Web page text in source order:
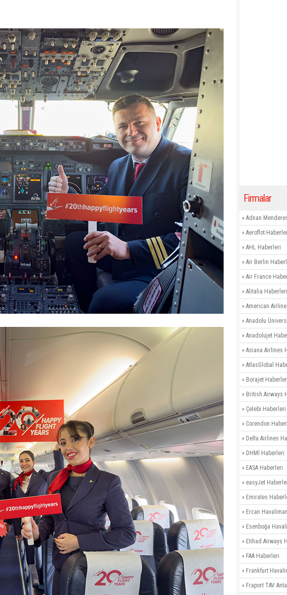
Firmalar
» Adnan
» Aeroflot
» AHL Haberleri
» Air Berlin
» Air France
» Alitalia Haberleri
» American
» Anadolu
» Anadolujet
» Asiana Airlines
» AtlasGlobal
» Borajet
» British Airways
» Çelebi Haberleri
» Corendon
» Delta Airlines
» DHMİ Haberleri
» EASA Haberleri
» easyJet
» Emirates
» Ercan
» Esenboğa
» Etihad Airways
» FAA Haberleri
» Frankfurt
» Fraport TAV